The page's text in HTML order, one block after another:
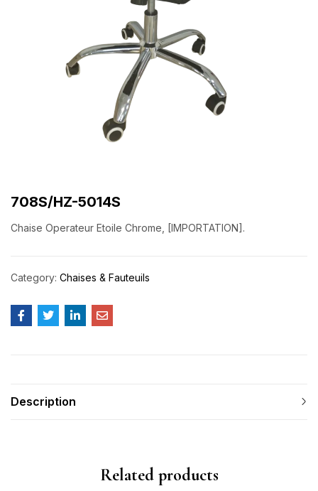
708S/HZ-5014S
Chaise Operateur Etoile Chrome, [IMPORTATION].
Category: Chaises & Fauteuils
Description
Related products